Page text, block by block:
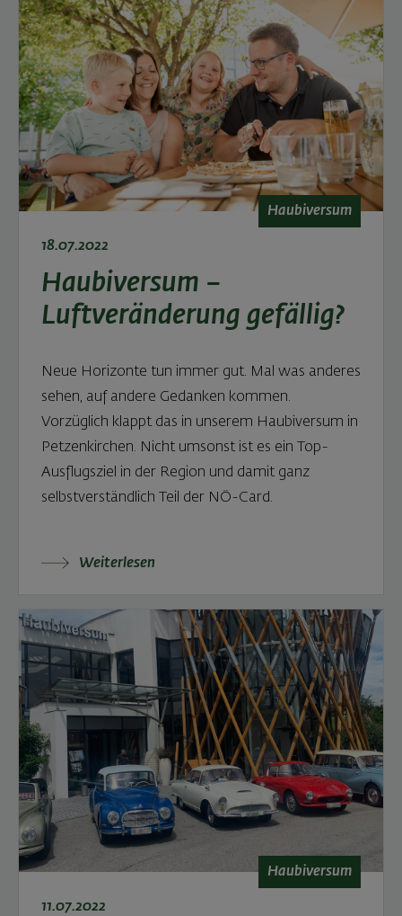
Haubiversum
18.07.2022
Haubiversum –
Luftveränderung gefällig?
Neue Horizonte tun immer gut. Mal was anderes
sehen, auf andere Gedanken kommen.
Vorzüglich klappt das in unserem Haubiversum in
Petzenkirchen. Nicht umsonst ist es ein Top-
Ausflugsziel in der Region und damit ganz
selbstverständlich Teil der NÖ-Card.
Weiterlesen: Haubiversum – Luftveränderung
Weiterlesen
Haubiversum
11.07.2022